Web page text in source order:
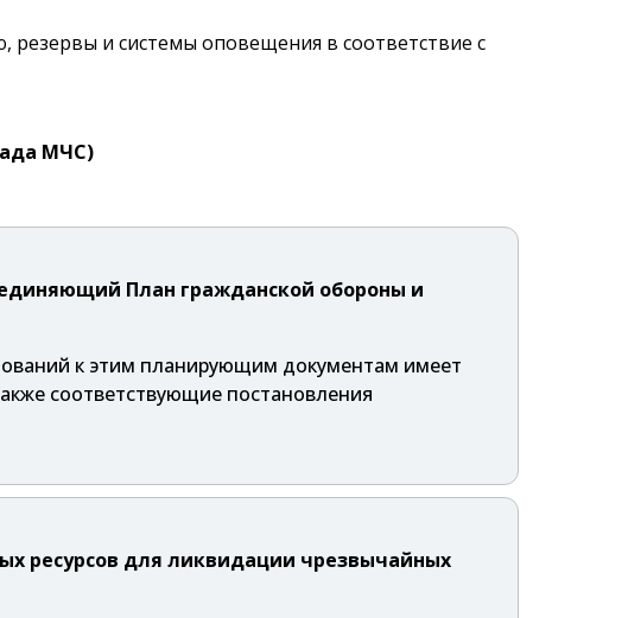
и системы оповещения в соответствие с
МЧС)
План гражданской обороны и
к этим планирующим документам имеет
соответствующие постановления
ресурсов для ликвидации чрезвычайных